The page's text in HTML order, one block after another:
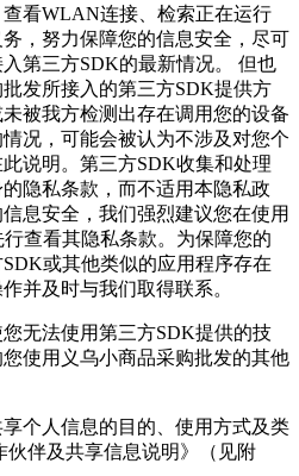
看WLAN连接、检索正在运行
，努力保障您的信息安全，尽可
第三方SDK的最新情况。 但也
批发所接入的第三方SDK提供方
被我方检测出存在调用您的设备
况，可能会被认为不涉及对您个
说明。第三方SDK收集和处理
隐私条款，而不适用本隐私政
息安全，我们强烈建议您在使用
查看其隐私条款。为保障您的
或其他类似的应用程序存在
并及时与我们取得联系。
无法使用第三方SDK提供的技
使用 义乌小商品采购批发的其他
个人信息的目的、使用方式及类
伴及共享信息说明》（见附